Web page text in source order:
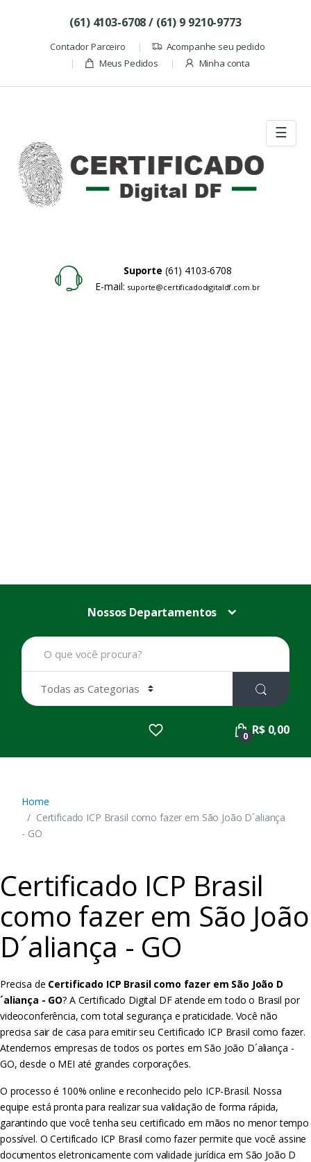
(61) 4103-6708 / (61) 9 9210-9773
Contador Parceiro
Acompanhe seu pedido
Meus Pedidos
Minha conta
☰
Suporte (61) 4103-6708
E-mail: suporte@certificadodigitaldf.com.br
Nossos Departamentos
B
u
a
r
:
0 R$ 0,00
Home
Certificado ICP Brasil como fazer em São João D´aliança
- GO
Certificado ICP Brasil
como fazer em São João
D´aliança - GO
Precisa de Certificado ICP Brasil como fazer em São João D
´aliança - GO? A Certificado Digital DF atende em todo o Brasil por
videoconferência, com total segurança e praticidade. Você não
precisa sair de casa para emitir seu Certificado ICP Brasil como fazer.
Atendemos empresas de todos os portes em São João D´aliança -
GO, desde o MEI até grandes corporações.
O processo é 100% online e reconhecido pelo ICP-Brasil. Nossa
equipe está pronta para realizar sua validação de forma rápida,
garantindo que você tenha seu certificado em mãos no menor tempo
possível. O Certificado ICP Brasil como fazer permite que você assine
documentos eletronicamente com validade jurídica em São João D